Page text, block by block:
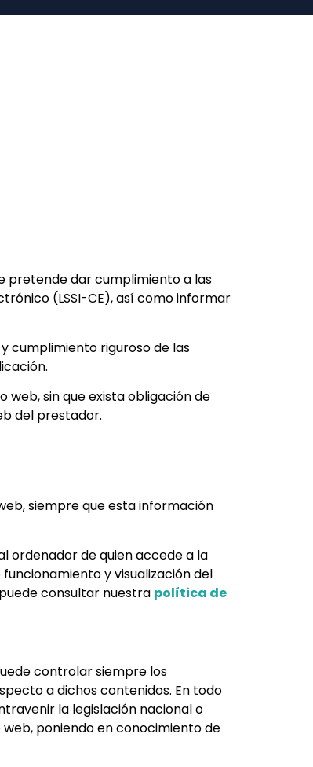
pretende dar cumplimiento a las
(LSSI-CE), así como informar
cumplimiento riguroso de las
sin que exista obligación de
del prestador.
siempre que esta información
ordenador de quien accede a la
y visualización del
consultar nuestra política de
controlar siempre los
a dichos contenidos. En todo
la legislación nacional o
poniendo en conocimiento de